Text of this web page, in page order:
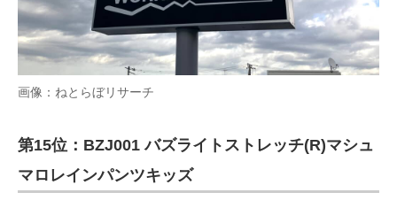
画像：ねとらぼリサーチ
第15位：BZJ001 バズライトストレッチ(R)マシュ
マロレインパンツキッズ